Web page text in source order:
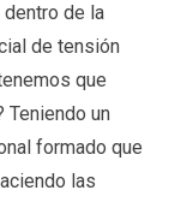
de la
de tensión
que
Teniendo un
formado que
las